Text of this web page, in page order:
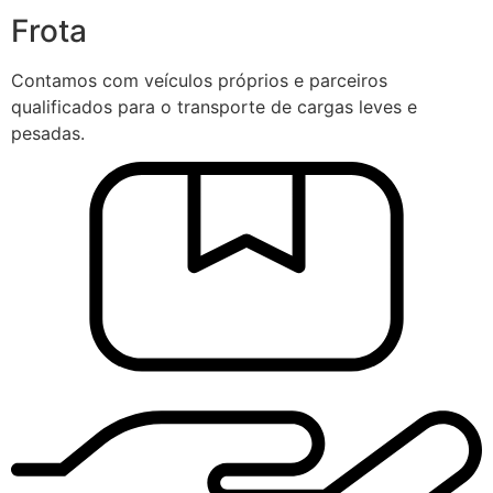
Frota
Contamos com veículos próprios e parceiros
qualificados para o transporte de cargas leves e
pesadas.